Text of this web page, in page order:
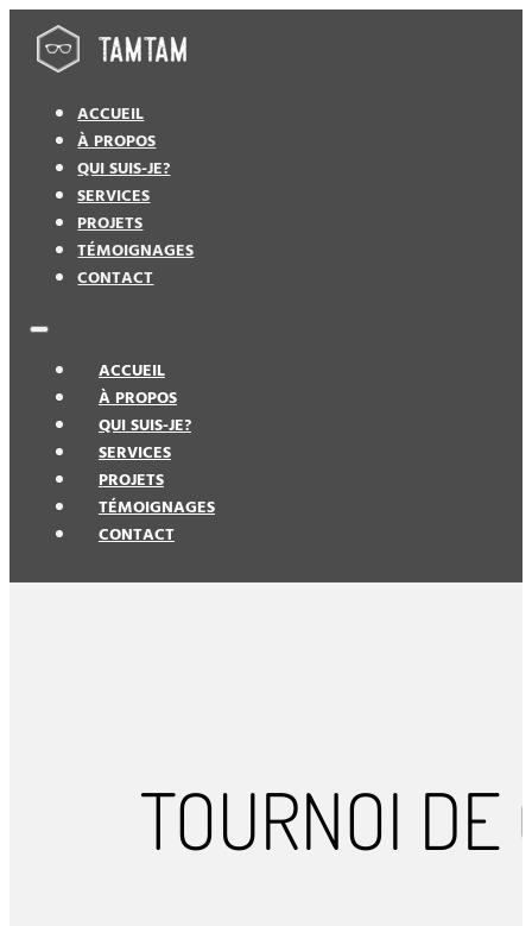
ACCUEIL
À PROPOS
QUI SUIS-JE?
SERVICES
PROJETS
TÉMOIGNAGES
CONTACT
ACCUEIL
À PROPOS
QUI SUIS-JE?
SERVICES
PROJETS
TÉMOIGNAGES
CONTACT
TOURNOI